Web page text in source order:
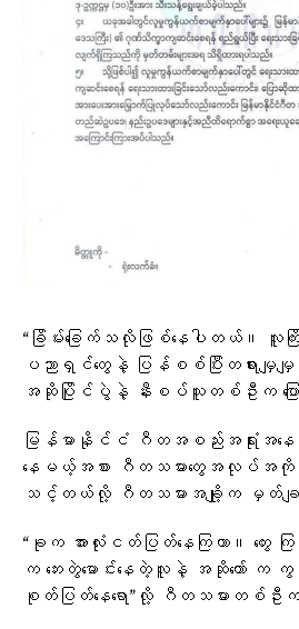
“ခြိမ်းခြေက်သလိုဖြစ်နေပါတယ်။ လူ
ပညာရှင်တွေနဲ့ ပြန်စစ်ပြီးတရားမျှ
အဆိုပြိုင်ပွဲနဲ့ နီးစပ်သူတစ်ဦးက ပြေ
မြန်မာနိုင်ငံ ဂီတအစည်းအရုံးအ
နေမယ့်အစား ဂီတသမားတွေအလုပ်အကိုင်ပ
သင့်တယ်လို့ ဂီတသမားအချို့က မှတ်ခ
“ခုက အားလုံးငတ်ပြတ်နေကြတာ။ တွေး
က ဘေးတွဲမောင်းနေတဲ့လူနဲ့ အဆိုတော် က ကွမ်
စုတ်ပြတ်နေရော”လို့ ဂီတသမားတစ်ဦ